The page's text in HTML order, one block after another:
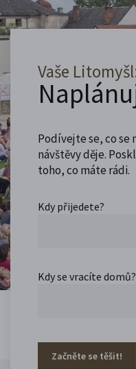
Vaše
Podívejte se, co se
návštěvy děje.
toho, co máte rádi.
Kdy přijedete?
Kdy se vracíte domů?
Začněte se těšit!